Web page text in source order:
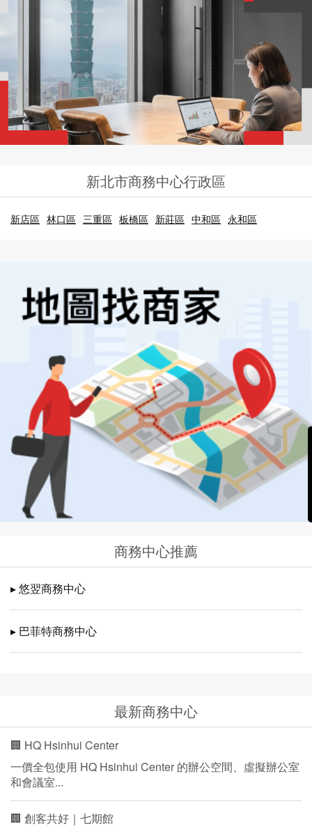
新北市商務中心行政區
新店區 林口區 三重區 板橋區 新莊區 中和區 永和區
商務中心推薦
▸ 悠翌商務中心
▸ 巴菲特商務中心
最新商務中心
🏢 HQ Hsinhui Center
一價全包使用 HQ Hsinhui Center 的辦公空間、虛擬辦公室
和會議室...
🏢 創客共好｜七期館